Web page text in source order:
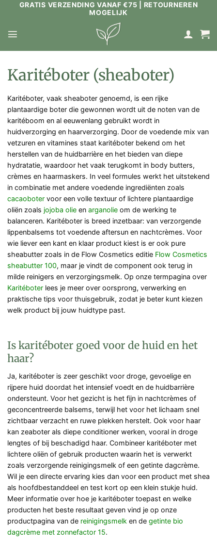
GRATIS VERZENDING VANAF €75 | RETOURNEREN
MOGELIJK
Karitéboter (sheaboter)
Karitéboter, vaak sheaboter genoemd, is een rijke
plantaardige boter die gewonnen wordt uit de noten van de
karitéboom en al eeuwenlang gebruikt wordt in
huidverzorging en haarverzorging. Door de voedende mix van
vetzuren en vitamines staat karitéboter bekend om het
herstellen van de huidbarrière en het bieden van diepe
hydratatie, waardoor het vaak terugkomt in body butters,
crèmes en haarmaskers. In veel formules werkt het uitstekend
in combinatie met andere voedende ingrediënten zoals
cacaoboter voor een volle textuur of lichtere plantaardige
oliën zoals jojoba olie en arganolie om de werking te
balanceren. Karitéboter is breed inzetbaar: van verzorgende
lippenbalsems tot voedende aftersun en nachtcrèmes. Voor
wie liever een kant en klaar product kiest is er ook pure
sheabutter zoals in de Flow Cosmetics editie Flow Cosmetics
sheabutter 100, maar je vindt de component ook terug in
milde reinigers en verzorgingsmelk. Op onze termpagina over
Karitéboter lees je meer over oorsprong, verwerking en
praktische tips voor thuisgebruik, zodat je beter kunt kiezen
welk product bij jouw huidtype past.
Is karitéboter goed voor de huid en het
haar?
Ja, karitéboter is zeer geschikt voor droge, gevoelige en
rijpere huid doordat het intensief voedt en de huidbarrière
ondersteunt. Voor het gezicht is het fijn in nachtcrèmes of
geconcentreerde balsems, terwijl het voor het lichaam snel
zichtbaar verzacht en ruwe plekken herstelt. Ook voor haar
kan zeaboter als diepe conditioner werken, vooral in droge
lengtes of bij beschadigd haar. Combineer karitéboter met
lichtere oliën of gebruik producten waarin het is verwerkt
zoals verzorgende reinigingsmelk of een getinte dagcrème.
Wil je een directe ervaring kies dan voor een product met shea
als hoofdbestanddeel en test kort op een klein stukje huid.
Meer informatie over hoe je karitéboter toepast en welke
producten het beste resultaat geven vind je op onze
productpagina van de reinigingsmelk en de getinte bio
dagcrème met zonnefactor 15.